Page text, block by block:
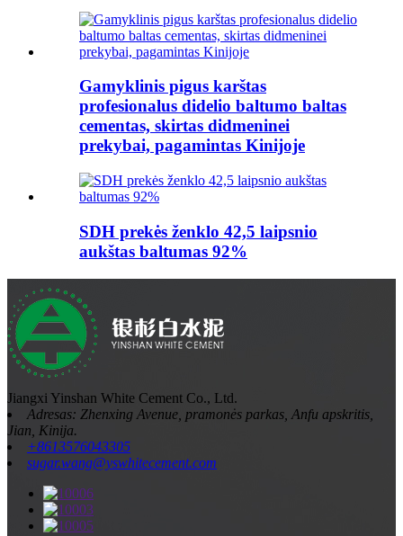
Gamyklinis pigus karštas
profesionalus didelio baltumo baltas
cementas, skirtas didmeninei
prekybai, pagamintas Kinijoje
SDH prekės ženklo 42,5 laipsnio
aukštas baltumas 92%
Jiangxi Yinshan White Cement Co., Ltd.
Adresas: Zhenxing Avenue, pramonės parkas, Anfu apskritis,
Jian, Kinija.
+8613576043305
sugar.wang@yswhitecement.com